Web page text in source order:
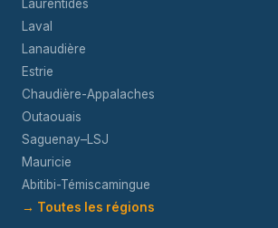
Laurentides
Laval
Lanaudière
Estrie
Chaudière-Appalaches
Outaouais
Saguenay–LSJ
Mauricie
Abitibi-Témiscamingue
→ Toutes les régions